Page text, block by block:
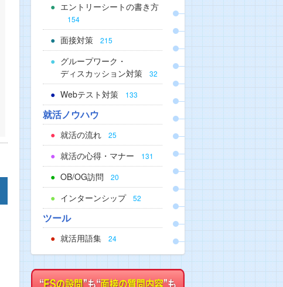
エントリーシートの書き方
154
面接対策 215
グループワーク・
ディスカッション対策
32
Webテスト対策 133
就活ノウハウ
就活の流れ 25
就活の心得・マナー 131
OB/OG訪問 20
インターンシップ 52
ツール
就活用語集 24